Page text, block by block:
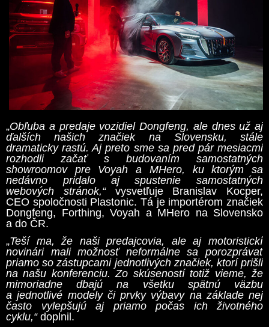
„Obľuba a predaje vozidiel Dongfeng, ale dnes už aj
ďalších našich značiek na Slovensku, stále
dramaticky rastú. Aj preto sme sa pred pár mesiacmi
rozhodli začať s budovaním samostatných
showroomov pre Voyah a MHero, ku ktorým sa
nedávno pridalo aj spustenie samostatných
webových stránok,“ vysvetľuje Branislav Kocper,
CEO spoločnosti Plastonic. Tá je importérom značiek
Dongfeng, Forthing, Voyah a MHero na Slovensko
a do ČR.
„Teší ma, že naši predajcovia, ale aj motoristickí
novinári mali možnosť neformálne sa porozprávať
priamo so zástupcami jednotlivých značiek, ktorí prišli
na našu konferenciu. Zo skúseností totiž vieme, že
mimoriadne dbajú na všetku spätnú väzbu
a jednotlivé modely či prvky výbavy na základe nej
často vylepšujú aj priamo počas ich životného
cyklu,“doplnil.